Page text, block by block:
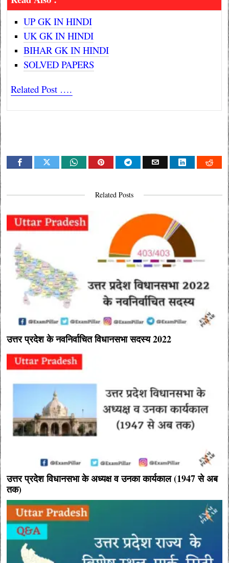
UP GK IN HINDI
UK GK IN HINDI
BIHAR GK IN HINDI
SOLVED PAPERS
Related Post ….
Related Posts
उत्तर प्रदेश के नवनिर्वाचित विधानसभा सदस्य 2022
उत्तर प्रदेश विधानसभा के अध्यक्ष व उनका कार्यकाल (1947 से अब
तक)